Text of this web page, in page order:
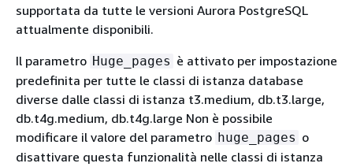
supportata da tutte le versioni Aurora PostgreSQL
attualmente disponibili.
Il parametro Huge_pages è attivato per impostazione
predefinita per tutte le classi di istanza database
diverse dalle classi di istanza t3.medium, db.t3.large,
db.t4g.medium, db.t4g.large Non è possibile
modificare il valore del parametro huge_pages o
disattivare questa funzionalità nelle classi di istanza